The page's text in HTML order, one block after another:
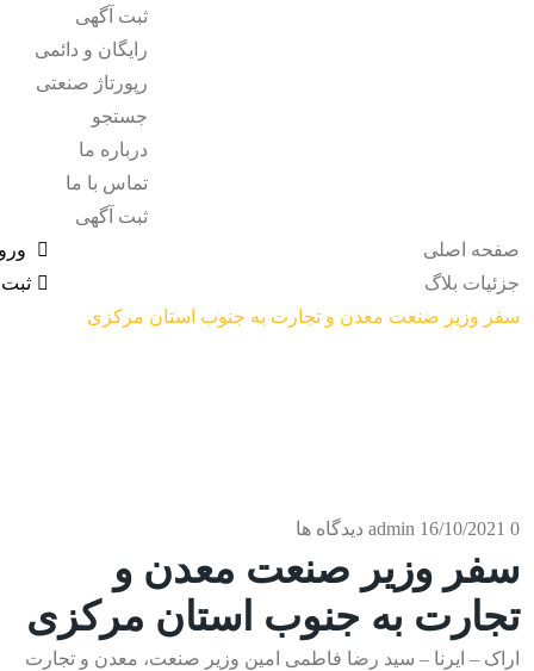
ثبت آگهی
رایگان و دائمی
رپورتاژ صنعتی
جستجو
درباره ما
تماس با ما
ثبت آگهی
ثبت
صفحه اصلی
جزئیات بلاگ
سفر وزیر صنعت معدن و تجارت به جنوب استان مرکزی
admin 16/10/2021 0 دیدگاه ها
سفر وزیر صنعت معدن و
تجارت به جنوب استان مرکزی
اراک – ایرنا – سید رضا فاطمی امین وزیر صنعت، معدن و تجارت